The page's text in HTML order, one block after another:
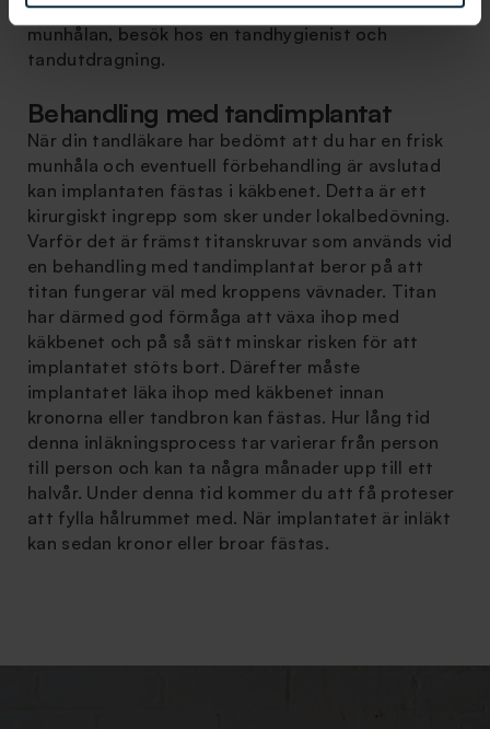
implantatbehandlingar är bland annat sanering av
munhålan, besök hos en tandhygienist och
tandutdragning.
Behandling med tandimplantat
När din tandläkare har bedömt att du har en frisk
munhåla och eventuell förbehandling är avslutad
kan implantaten fästas i käkbenet. Detta är ett
kirurgiskt ingrepp som sker under lokalbedövning.
Varför det är främst titanskruvar som används vid
en behandling med tandimplantat beror på att
titan fungerar väl med kroppens vävnader. Titan
har därmed god förmåga att växa ihop med
käkbenet och på så sätt minskar risken för att
implantatet stöts bort. Därefter måste
implantatet läka ihop med käkbenet innan
kronorna eller tandbron kan fästas. Hur lång tid
denna inläkningsprocess tar varierar från person
till person och kan ta några månader upp till ett
halvår. Under denna tid kommer du att få proteser
att fylla hålrummet med. När implantatet är inläkt
kan sedan kronor eller broar fästas.